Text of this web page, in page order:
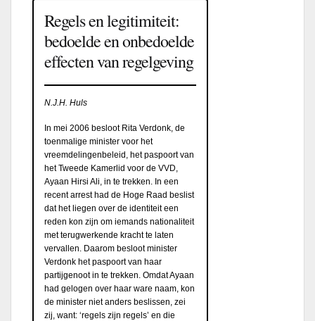
Regels en legitimiteit:
bedoelde en onbedoelde
effecten van regelgeving
N.J.H. Huls
In mei 2006 besloot Rita Verdonk, de
toenmalige minister voor het
vreemdelingenbeleid, het paspoort van
het Tweede Kamerlid voor de VVD,
Ayaan Hirsi Ali, in te trekken. In een
recent arrest had de Hoge Raad beslist
dat het liegen over de identiteit een
reden kon zijn om iemands nationaliteit
met terugwerkende kracht te laten
vervallen. Daarom besloot minister
Verdonk het paspoort van haar
partijgenoot in te trekken. Omdat Ayaan
had gelogen over haar ware naam, kon
de minister niet anders beslissen, zei
zij, want: ‘regels zijn regels’ en die